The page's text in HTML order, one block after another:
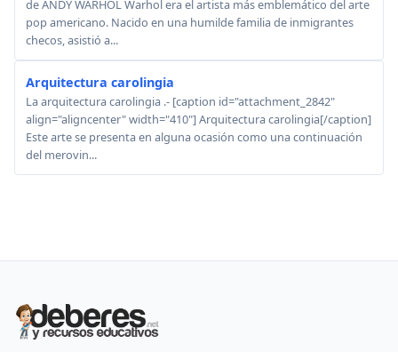
de ANDY WARHOL Warhol era el artista más emblemático del arte
pop americano. Nacido en una humilde familia de inmigrantes
checos, asistió a...
Arquitectura carolingia
La arquitectura carolingia .- [caption id="attachment_2842"
align="aligncenter" width="410"] Arquitectura carolingia[/caption]
Este arte se presenta en alguna ocasión como una continuación
del merovin...